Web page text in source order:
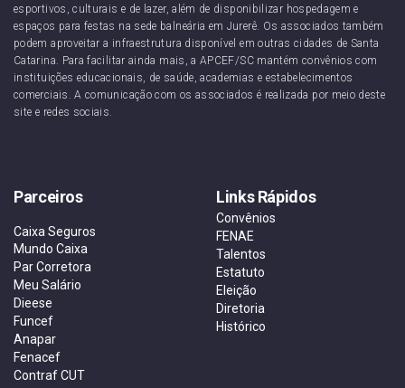
esportivos, culturais e de lazer, além de disponibilizar hospedagem e
espaços para festas na sede balneária em Jurerê. Os associados também
podem aproveitar a infraestrutura disponível em outras cidades de Santa
Catarina. Para facilitar ainda mais, a APCEF/SC mantém convênios com
instituições educacionais, de saúde, academias e estabelecimentos
comerciais. A comunicação com os associados é realizada por meio deste
site e redes sociais.
Parceiros
Caixa Seguros
Mundo Caixa
Par Corretora
Meu Salário
Dieese
Funcef
Anapar
Fenacef
Contraf CUT
Links Rápidos
Convênios
FENAE
Talentos
Estatuto
Eleição
Diretoria
Histórico